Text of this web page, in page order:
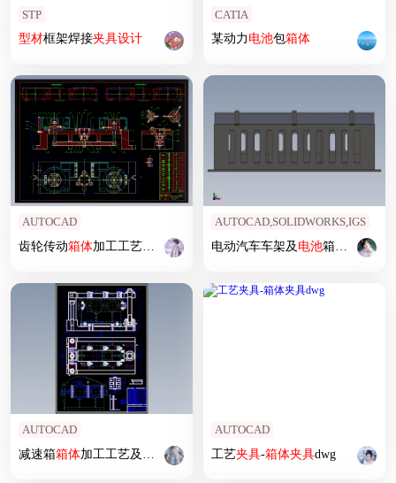
STP
型材框架焊接夹具设计
CATIA
某动力电池包箱体
AUTOCAD
齿轮传动箱体加工工艺夹具设计 622666
AUTOCAD,SOLIDWORKS,IGS
电动汽车车架及电池箱轻量化设计
AUTOCAD
减速箱箱体加工工艺及 夹具设计
AUTOCAD
工艺夹具-箱体夹具dwg